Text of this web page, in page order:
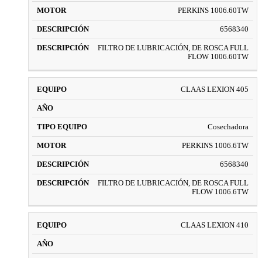
PERKINS 1006.60TW
6568340
FILTRO DE LUBRICACIÓN, DE ROSCA FULL
FLOW 1006.60TW
CLAAS LEXION 405
Cosechadora
PERKINS 1006.6TW
6568340
FILTRO DE LUBRICACIÓN, DE ROSCA FULL
FLOW 1006.6TW
CLAAS LEXION 410